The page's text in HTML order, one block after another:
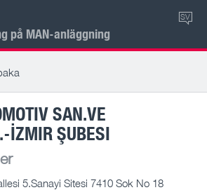
på MAN-anläggning
SV
SAN.VE
İZMIR ŞUBESI
5.Sanayi Sitesi 7410 Sok No 18